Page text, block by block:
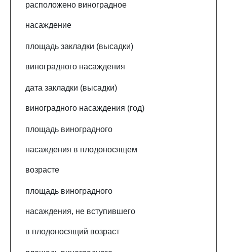
расположено виноградное
насаждение
площадь закладки (высадки)
виноградного насаждения
дата закладки (высадки)
виноградного насаждения (год)
площадь виноградного
насаждения в плодоносящем
возрасте
площадь виноградного
насаждения, не вступившего
в плодоносящий возраст